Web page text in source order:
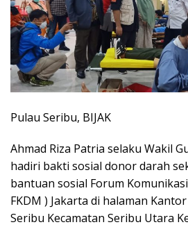
Pulau Seribu, BIJAK
Ahmad Riza Patria selaku Wakil
hadiri bakti sosial donor darah
bantuan sosial Forum
FKDM ) Jakarta di halaman
Seribu Kecamatan Seribu Utara